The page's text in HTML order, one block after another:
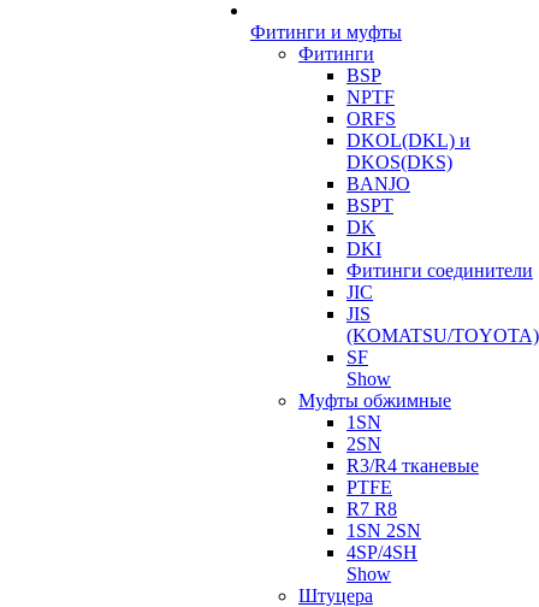
Фитинги и муфты
Фитинги
BSP
NPTF
ORFS
DKOL(DKL) и
DKOS(DKS)
BANJO
BSPT
DK
DKI
Фитинги соединители
JIC
JIS
(KOMATSU/TOYOTA)
SF
Show
Муфты обжимные
1SN
2SN
R3/R4 тканевые
PTFE
R7 R8
1SN 2SN
4SP/4SH
Show
Штуцера